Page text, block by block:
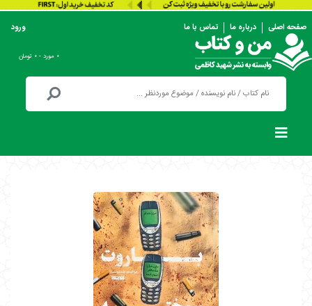
صفحه اصلی درباره ما تماس با ما ورود
۰ مورد - ۰ تومان